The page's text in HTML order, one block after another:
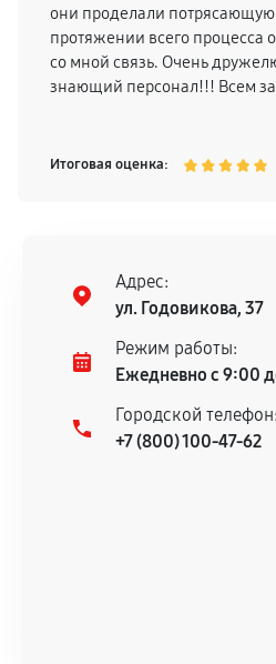
они проделали потрясающую
протяжении всего процесса
со мной связь. Очень
знающий персонал!!! Всем
Итоговая оценка:
Адрес:
ул. Годовикова, 37
Режим работы:
Ежедневно с 9:00
Городской телефон:
+7 (800) 100-47-62